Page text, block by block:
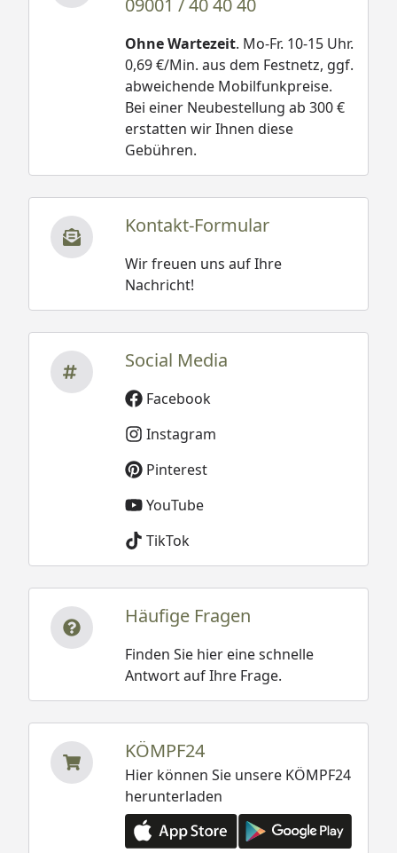
Ohne Wartezeit. Mo-Fr. 10-15 Uhr.
0,69 €/Min. aus dem Festnetz, ggf.
abweichende Mobilfunkpreise.
Bei einer Neubestellung ab 300 €
erstatten wir Ihnen diese
Gebühren.
Kontakt-Formular
Wir freuen uns auf Ihre
Nachricht!
Social Media
Facebook
Instagram
Pinterest
YouTube
TikTok
Häufige Fragen
Finden Sie hier eine schnelle
Antwort auf Ihre Frage.
KÖMPF24
Hier können Sie unsere KÖMPF24
herunterladen